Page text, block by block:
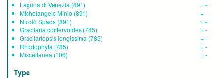
Laguna di Venezia (891) +-
Michelangelo Minio (891) +-
Nicolò Spada (891) +-
Gracilaria confervoides (785) +-
Gracilariopsis longissima (785) +-
Rhodophyta (785) +-
Miscellanea (106) +-
Type